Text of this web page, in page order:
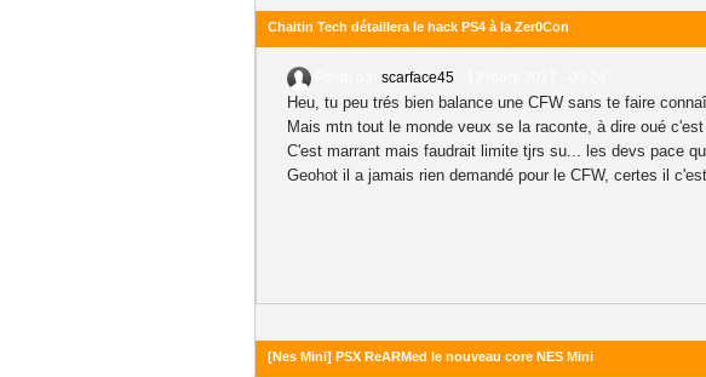
Chaitin Tech détaillera le hack PS4 à la Zer0Con
scarface45
Heu, tu peu trés bien balance une CFW sans te faire
Mais mtn tout le monde veux se la raconte, à dire oué
C'est marrant mais faudrait limite tjrs su... les devs pace
Geohot il a jamais rien demandé pour le CFW, certes il
[Nes Mini] PSX ReARMed le nouveau core NES Mini